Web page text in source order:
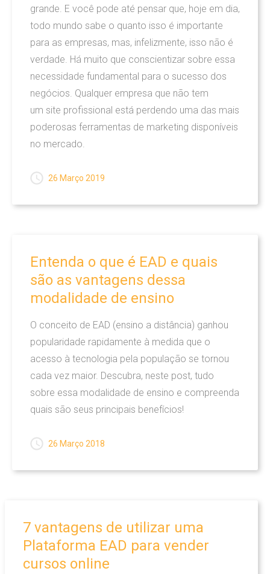
Propaganda E Publicidade
PORTFOLIO
HOSPEDAGEM
grande. E você pode até pensar que, hoje em dia,
todo mundo sabe o quanto isso é importante
para as empresas, mas, infelizmente, isso não é
verdade. Há muito que conscientizar sobre essa
necessidade fundamental para o sucesso dos
negócios. Qualquer empresa que não tem
um site profissional está perdendo uma das mais
poderosas ferramentas de marketing disponíveis
no mercado.
26 Março 2019
Entenda o que é EAD e quais
são as vantagens dessa
modalidade de ensino
O conceito de EAD (ensino a distância) ganhou
popularidade rapidamente à medida que o
acesso à tecnologia pela população se tornou
cada vez maior. Descubra, neste post, tudo
sobre essa modalidade de ensino e compreenda
quais são seus principais benefícios!
26 Março 2018
7 vantagens de utilizar uma
Plataforma EAD para vender
cursos online